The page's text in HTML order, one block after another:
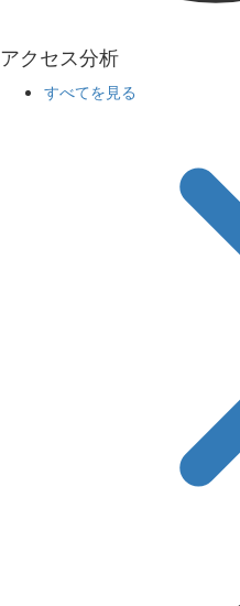
アクセス分析
すべてを見る